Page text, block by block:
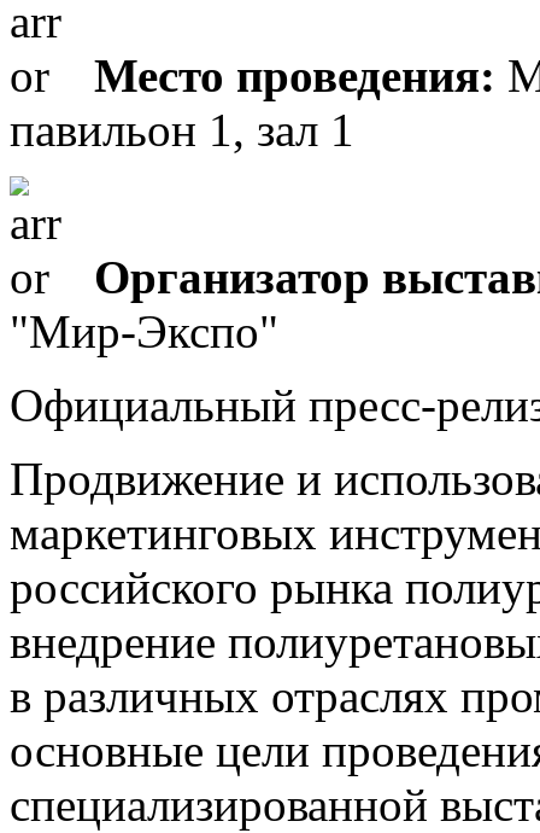
Место проведения:
павильон 1, зал 1
Организатор
"Мир-Экспо"
Официальный пресс-
Продвижение и
маркетинговых
российского рынка
внедрение
в различных отраслях
основные цели
специализированной